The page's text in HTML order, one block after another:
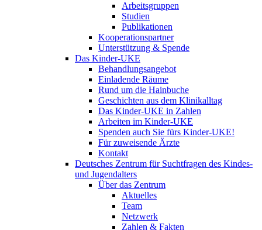
Arbeitsgruppen
Studien
Publikationen
Kooperationspartner
Unterstützung & Spende
Das Kinder-UKE
Behandlungsangebot
Einladende Räume
Rund um die Hainbuche
Geschichten aus dem Klinikalltag
Das Kinder-UKE in Zahlen
Arbeiten im Kinder-UKE
Spenden auch Sie fürs Kinder-UKE!
Für zuweisende Ärzte
Kontakt
Deutsches Zentrum für Suchtfragen des Kindes-
und Jugendalters
Über das Zentrum
Aktuelles
Team
Netzwerk
Zahlen & Fakten